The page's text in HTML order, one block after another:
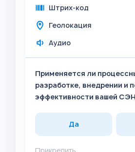
Штрих-код
Геолокация
Аудио
Применяется ли
разработке, внедрении и
эффективности вашей
Да